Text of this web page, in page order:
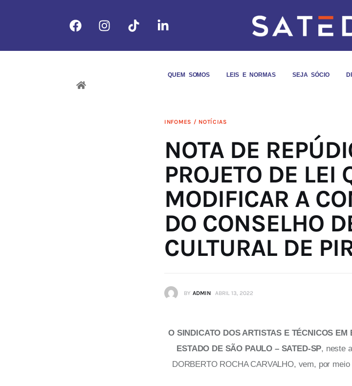
QUEM SOMOS LEIS E NORMAS SEJA SÓCIO
INFOMES / NOTÍCIAS
NOTA DE
PROJETO DE LEI
MODIFICAR A
DO CONSELHO
CULTURAL DE
BY ADMIN ABRIL 13, 2022
O SINDICATO DOS ARTISTAS E TÉCNICOS
ESTADO DE SÃO PAULO – SATED-SP, neste
DORBERTO ROCHA CARVALHO, vem, por